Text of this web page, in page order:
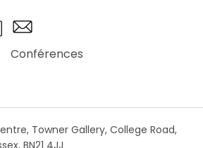
Conférences
Towner Gallery, College Road,
BN21 4JJ